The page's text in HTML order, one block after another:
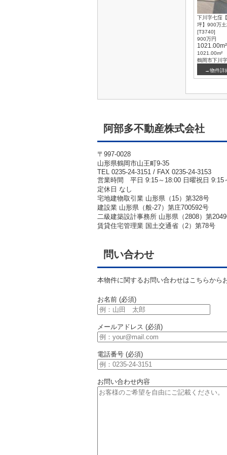
下川字七窪
坪】900万
[T3740]
900万円
1021.00m²
1021.00m²
鶴岡市下川
→物件詳
阿部多不動産株式会社
〒997-0028
山形県鶴岡市山王町9-35
TEL 0235-24-3151 / FAX 0235-24-3153
営業時間 平日 9:15～18:00 日曜祝日 9:15
定休日 なし
宅地建物取引業 山形県（15）第328号
建設業 山形県（般-27）第庄700592号
二級建築設計事務所 山形県（2808）第
賃貸住宅管理業 国土交通省（2）第78号
問い合わせ
本物件に関するお問い合わせはこちらから
お名前 (必須)
メールアドレス (必須)
電話番号 (必須)
お問い合わせ内容